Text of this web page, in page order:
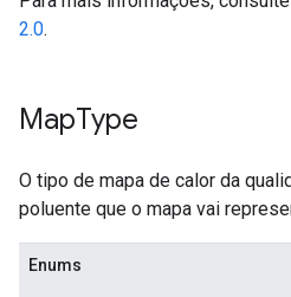
2.0.
MapType
O tipo de mapa de calor da
poluente que o mapa vai
Enums